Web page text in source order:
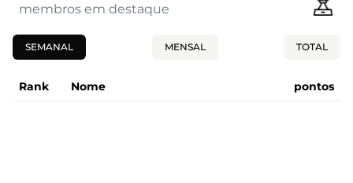
membros em destaque
SEMANAL MENSAL TOTAL
Rank Nome pontos